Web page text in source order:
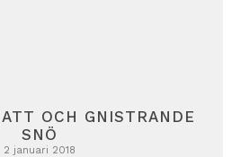
OCH GNISTRANDE
SNÖ
2 januari 2018